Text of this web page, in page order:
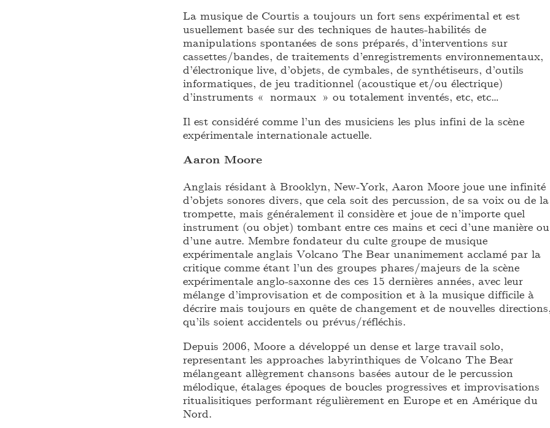
La musique de Courtis a toujours un fort sens expérimental et est
usuellement basée sur des techniques de hautes-habilités de
manipulations spontanées de sons préparés, d’interventions sur
cassettes/bandes, de traitements d’enregistrements environnementaux,
d’électronique live, d’objets, de cymbales, de synthétiseurs, d’outils
informatiques, de jeu traditionnel (acoustique et/ou électrique)
d’instruments « normaux » ou totalement inventés, etc, etc…
Il est considéré comme l’un des musiciens les plus infini de la scène
expérimentale internationale actuelle.
Aaron Moore
Anglais résidant à Brooklyn, New-York, Aaron Moore joue une infinité
d’objets sonores divers, que cela soit des percussion, de sa voix ou de la
trompette, mais généralement il considère et joue de n’importe quel
instrument (ou objet) tombant entre ces mains et ceci d’une manière ou
d’une autre. Membre fondateur du culte groupe de musique
expérimentale anglais Volcano The Bear unanimement acclamé par la
critique comme étant l’un des groupes phares/majeurs de la scène
expérimentale anglo-saxonne des ces 15 dernières années, avec leur
mélange d’improvisation et de composition et à la musique difficile à
décrire mais toujours en quête de changement et de nouvelles
qu’ils soient accidentels ou prévus/réfléchis.
Depuis 2006, Moore a développé un dense et large travail solo,
representant les approaches labyrinthiques de Volcano The Bear
mélangeant allègrement chansons basées autour de le percussion
mélodique, étalages époques de boucles progressives et improvisations
ritualisitiques performant régulièrement en Europe et en Amérique du
Nord.